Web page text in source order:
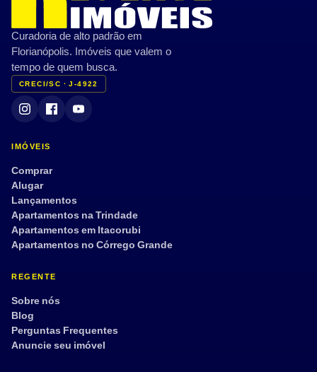
Curadoria de alto padrão em
Florianópolis. Imóveis que valem o
tempo de quem busca.
CRECI/SC · J-4922
IMÓVEIS
Comprar
Alugar
Lançamentos
Apartamentos na Trindade
Apartamentos em Itacorubi
Apartamentos no Córrego Grande
REGENTE
Sobre nós
Blog
Perguntas Frequentes
Anuncie seu imóvel